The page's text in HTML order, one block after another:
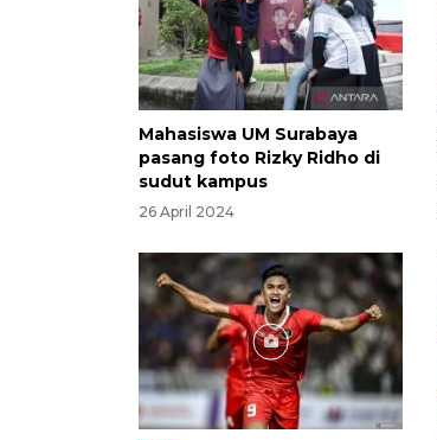
Mahasiswa UM Surabaya
pasang foto Rizky Ridho di
sudut kampus
26 April 2024